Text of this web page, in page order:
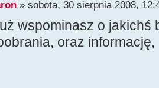
» sobota, 30 sierpnia 2008,
wspominasz o jakichś
oraz